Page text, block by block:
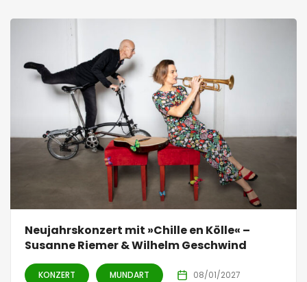
Neujahrskonzert mit »Chille en Kölle« –
Susanne Riemer & Wilhelm Geschwind
KONZERT MUNDART 08/01/2027